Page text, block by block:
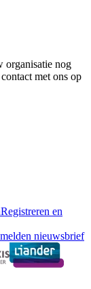
organisatie nog
met ons op
Registreren en
nieuwsbrief